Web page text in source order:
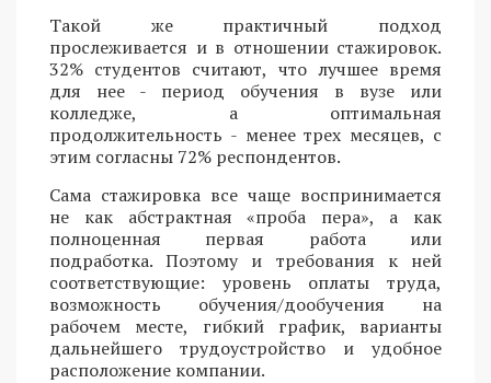
Такой же практичный подход
прослеживается и в отношении стажировок.
32% студентов считают, что лучшее время
для нее - период обучения в вузе или
колледже, а оптимальная
продолжительность - менее трех месяцев, с
этим согласны 72% респондентов.
Сама стажировка все чаще воспринимается
не как абстрактная «проба пера», а как
полноценная первая работа или
подработка. Поэтому и требования к ней
соответствующие: уровень оплаты труда,
возможность обучения/дообучения на
рабочем месте, гибкий график, варианты
дальнейшего трудоустройство и удобное
расположение компании.